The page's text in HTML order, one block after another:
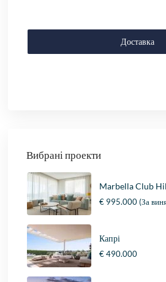
Доставка
Вибрані проекти
Marbella Club
€ 995.000(За
Капрі
€ 490.000